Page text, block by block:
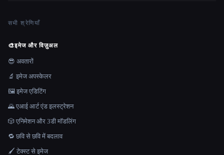
सभी श्रेणियाँ
🎨इमेज और विज़ुअल
😎 अवतारों
🔬 इमेज अपस्केलर
🖼️ इमेज एडिटिंग
🌄 एआई आर्ट एंड इलस्ट्रेशन
🎲 एनिमेशन और 3डी मॉडलिंग
🔁 छवि से छवि में बदलाव
🖌️ टेक्स्ट से इमेज